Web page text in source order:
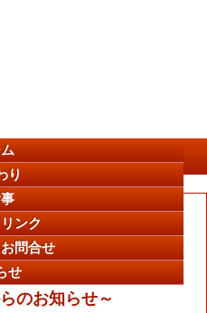
り
ンク
問合せ
せ
のお知らせ～